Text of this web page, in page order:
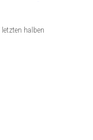
halben